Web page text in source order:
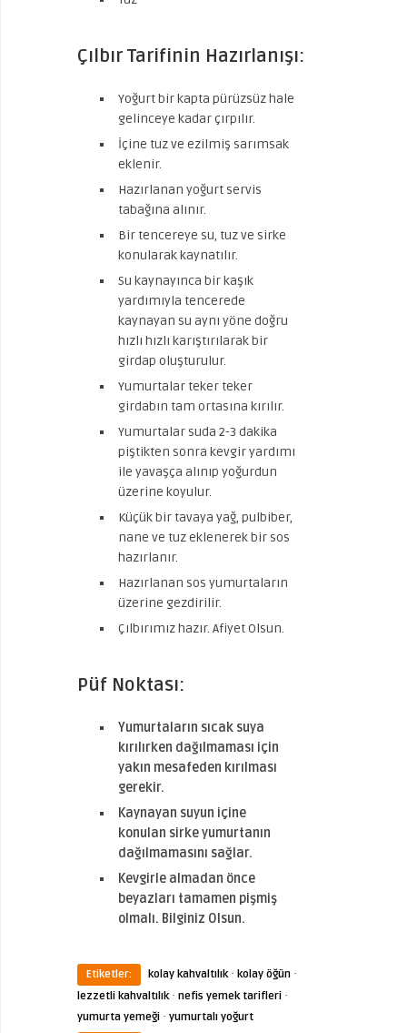
Çılbır Tarifinin Hazırlanışı:
Yoğurt bir kapta pürüzsüz hale
gelinceye kadar çırpılır.
İçine tuz ve ezilmiş sarımsak
eklenir.
Hazırlanan yoğurt servis
tabağına alınır.
Bir tencereye su, tuz ve sirke
konularak kaynatılır.
Su kaynayınca bir kaşık
yardımıyla tencerede
kaynayan su aynı yöne doğru
hızlı hızlı karıştırılarak bir
girdap oluşturulur.
Yumurtalar teker teker
girdabın tam ortasına kırılır.
Yumurtalar suda 2-3 dakika
piştikten sonra kevgir yardımı
ile yavaşça alınıp yoğurdun
üzerine koyulur.
Küçük bir tavaya yağ, pulbiber,
nane ve tuz eklenerek bir sos
hazırlanır.
Hazırlanan sos yumurtaların
üzerine gezdirilir.
Çılbırımız hazır. Afiyet Olsun.
Püf Noktası:
Yumurtaların sıcak suya
kırılırken dağılmaması için
yakın mesafeden kırılması
gerekir.
Kaynayan suyun içine
konulan sirke yumurtanın
dağılmamasını sağlar.
Kevgirle almadan önce
beyazları tamamen pişmiş
olmalı. Bilginiz Olsun.
Etiketler: kolay kahvaltılık· kolay öğün ·
lezzetli kahvaltılık· nefis yemek tarifleri ·
yumurta yemeği · yumurtalı yoğurt